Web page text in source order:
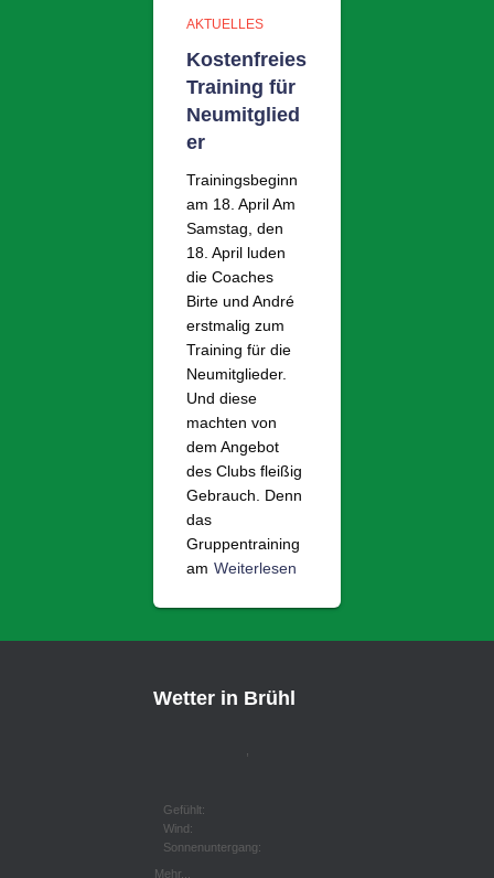
AKTUELLES
Kostenfreies
Training für
Neumitglied
er
Trainingsbeginn
am 18. April Am
Samstag, den
18. April luden
die Coaches
Birte und André
erstmalig zum
Training für die
Neumitglieder.
Und diese
machten von
dem Angebot
des Clubs fleißig
Gebrauch. Denn
das
Gruppentraining
am Weiterlesen
Wetter in Brühl
,
Gefühlt:
Wind:
Sonnenuntergang:
Mehr...